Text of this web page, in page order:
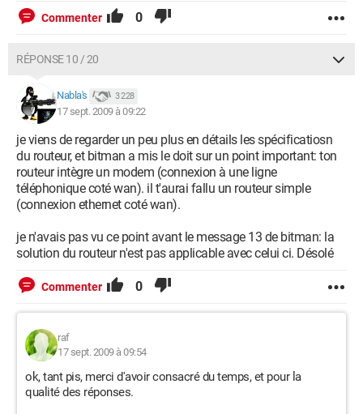
Commenter 0
RÉPONSE 10 / 20
Nabla's 3 228
17 sept. 2009 à 09:22
je viens de regarder un peu plus en détails les spécificatiosn
du routeur, et bitman a mis le doit sur un point important: ton
routeur intègre un modem (connexion à une ligne
téléphonique coté wan). il t'aurai fallu un routeur simple
(connexion ethernet coté wan).
je n'avais pas vu ce point avant le message 13 de bitman: la
solution du routeur n'est pas applicable avec celui ci. Désolé
Commenter 0
raf
17 sept. 2009 à 09:54
ok, tant pis, merci d'avoir consacré du temps, et pour la
qualité des réponses.